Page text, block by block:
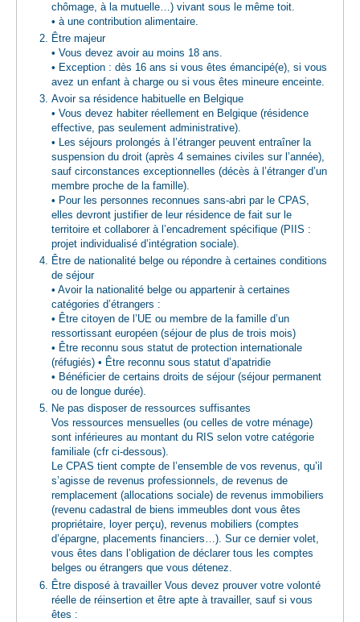
chômage, à la mutuelle…) vivant sous le même toit.
• à une contribution alimentaire.
Être majeur
• Vous devez avoir au moins 18 ans.
• Exception : dès 16 ans si vous êtes émancipé(e), si vous
avez un enfant à charge ou si vous êtes mineure enceinte.
Avoir sa résidence habituelle en Belgique
• Vous devez habiter réellement en Belgique (résidence
effective, pas seulement administrative).
• Les séjours prolongés à l’étranger peuvent entraîner la
suspension du droit (après 4 semaines civiles sur l’année),
sauf circonstances exceptionnelles (décès à l’étranger d’un
membre proche de la famille).
• Pour les personnes reconnues sans-abri par le CPAS,
elles devront justifier de leur résidence de fait sur le
territoire et collaborer à l’encadrement spécifique (PIIS :
projet individualisé d’intégration sociale).
Être de nationalité belge ou répondre à certaines conditions
de séjour
• Avoir la nationalité belge ou appartenir à certaines
catégories d’étrangers :
• Être citoyen de l’UE ou membre de la famille d’un
ressortissant européen (séjour de plus de trois mois)
• Être reconnu sous statut de protection internationale
(réfugiés) • Être reconnu sous statut d’apatridie
• Bénéficier de certains droits de séjour (séjour permanent
ou de longue durée).
Ne pas disposer de ressources suffisantes
Vos ressources mensuelles (ou celles de votre ménage)
sont inférieures au montant du RIS selon votre catégorie
familiale (cfr ci-dessous).
Le CPAS tient compte de l’ensemble de vos revenus, qu’il
s’agisse de revenus professionnels, de revenus de
remplacement (allocations sociale) de revenus immobiliers
(revenu cadastral de biens immeubles dont vous êtes
propriétaire, loyer perçu), revenus mobiliers (comptes
d’épargne, placements financiers…). Sur ce dernier volet,
vous êtes dans l’obligation de déclarer tous les comptes
belges ou étrangers que vous détenez.
Être disposé à travailler Vous devez prouver votre volonté
réelle de réinsertion et être apte à travailler, sauf si vous
êtes :